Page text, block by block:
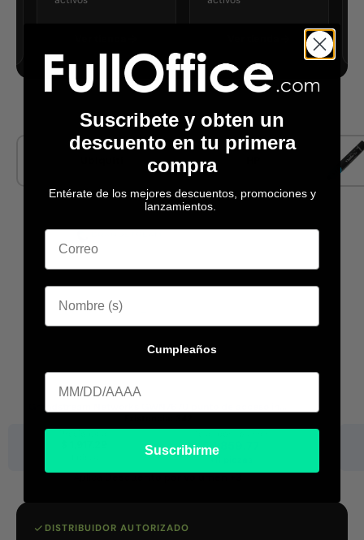
Ver
$ 1,859.77
DISTRIBUIDOR AUTORIZADO
Suscribete y obten un
descuento en tu primera
compra
Entérate de los mejores descuentos, promociones y
lanzamientos.
Cumpleaños
Cumpleaa
Suscribirme